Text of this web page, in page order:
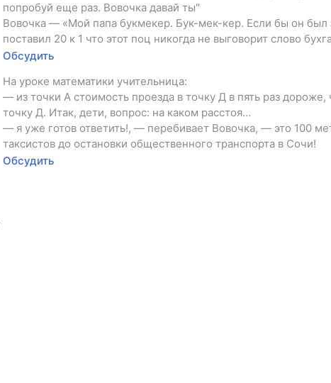
попробуй еще раз. Вовочка давай ты"
Вовочка — «Мой папа букмекер. Бук-мек-кер. Если бы он был
поставил 20 к 1 что этот поц никогда не выговорит слово
Обсудить
На уроке математики учительница:
— из точки А стоимость проезда в точку Д в пять раз дороже,
точку Д. Итак, дети, вопрос: на каком расстоя…
— я уже готов ответить!, — перебивает Вовочка, — это 100
таксистов до остановки общественного транспорта в Сочи!
Обсудить